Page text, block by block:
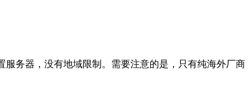
务器，没有地域限制。需要注意的是，只有纯海外厂商